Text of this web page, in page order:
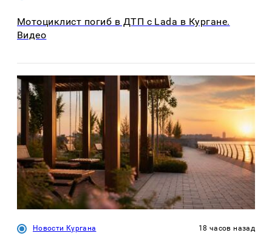
Мотоциклист погиб в ДТП с Lada в Кургане.
Видео
Новости Кургана 18 часов назад